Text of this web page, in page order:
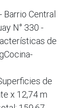
Barrio Central
N° 330 -
de
de
x 12,74 m